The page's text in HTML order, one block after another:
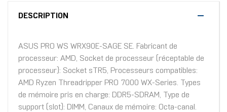
DESCRIPTION
ASUS PRO WS WRX90E-SAGE SE. Fabricant de
processeur: AMD, Socket de processeur (réceptable de
processeur): Socket sTR5, Processeurs compatibles:
AMD Ryzen Threadripper PRO 7000 WX-Series. Types
de mémoire pris en charge: DDR5-SDRAM, Type de
support (slot): DIMM, Canaux de mémoire: Octa-canal.